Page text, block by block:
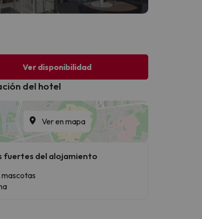
Ver disponibilidad
del hotel
Ver en mapa
fuertes del alojamiento